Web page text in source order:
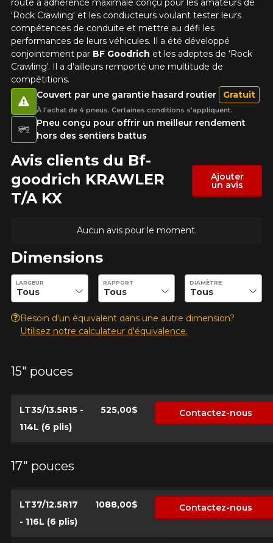
route à adhérence maximale conçu pour les amateurs de
‘Rock Crawling' et les conducteurs voulant tester leurs
compétences de conduite et mettre au défi les
performances de leurs véhicules. Il a été développé
conjointement par BF Goodrich et les adeptes de ‘Rock
Crawling'. Il a d'ailleurs remporté une multitude de
compétitions.
Pneu conçu pour offrir un meilleur rendement
hors des sentiers battus
Couvert par une garantie hasard routier Gratuit
À l'achat de 4 pneus. Certaines conditions s'appliquent.
Avis clients du Bf-
goodrich KRAWLER
T/A KX
Ajouter
un avis
Aucun avis pour le moment.
Dimensions
Entrez les dimensions souhaitées pour vérifier la disponibilité
LARGEUR RAPPORT DIAMÈTRE
Besoin d'un équivalent dans une autre dimension?
Utilisez notre calculateur d'équivalence.
15" pouces
LT35/13.5R15 -
114L (6 plis)
525,00$ Contactez-nous
17" pouces
LT37/12.5R17
- 116L (6 plis)
1088,00$ Contactez-nous
Commentaire
Annuler
N'hésitez pas à contacter notre service
à la clientèle, qui se fera un plaisir de
rechercher des options pour votre
configuration.
1-866-220-8025
*Attention cette dimension représente une possibilité
d'équipement pour votre véhicule, vous devez vérifier
l'exactitude de l'information sur votre véhicule directement
avant de commander.